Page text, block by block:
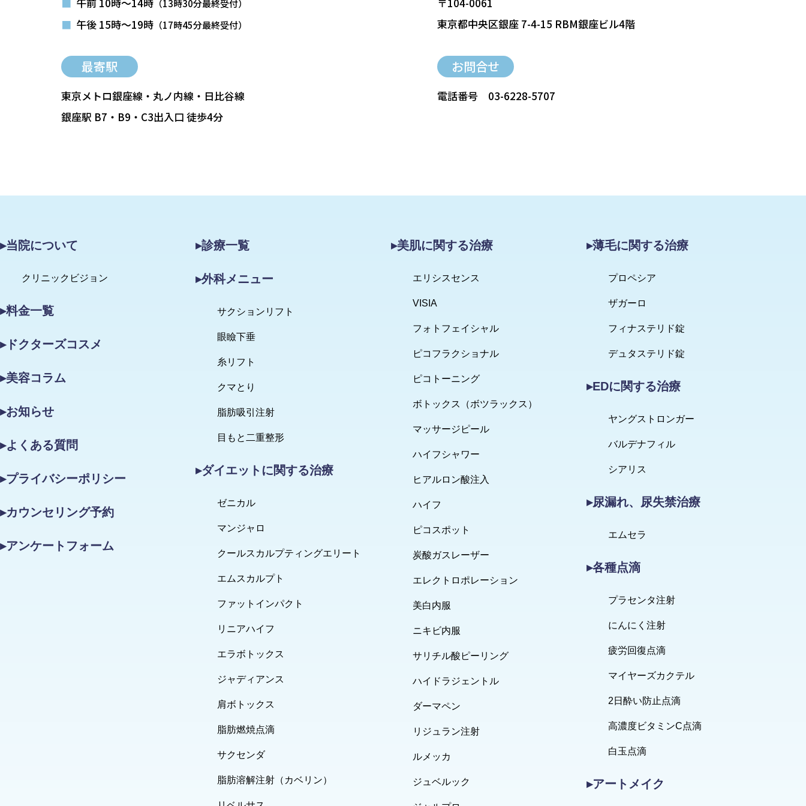
（13時30分最終受付）
■ 午後 15時～19時 （17時45分最終受付）
東京都中央区銀座 7-4-15 RBM銀座ビル4階
最寄駅
東京メトロ銀座線・丸ノ内線・日比谷線
銀座駅 B7・B9・C3出入口 徒歩4分
お問合せ
電話番号 03-6228-5707
▸当院について
クリニックビジョン
▸料金一覧
▸ドクターズコスメ
▸美容コラム
▸お知らせ
▸よくある質問
▸プライバシーポリシー
▸カウンセリング予約
▸アンケートフォーム
▸診療一覧
▸外科メニュー
サクションリフト
眼瞼下垂
糸リフト
クマとり
脂肪吸引注射
目もと二重整形
▸ダイエットに関する治療
ゼニカル
マンジャロ
クールスカルプティングエリート
エムスカルプト
ファットインパクト
リニアハイフ
エラボトックス
ジャディアンス
肩ボトックス
脂肪燃焼点滴
サクセンダ
脂肪溶解注射（カベリン）
▸美肌に関する治療
エリシスセンス
VISIA
フォトフェイシャル
ピコフラクショナル
ピコトーニング
ボトックス（ボツラックス）
マッサージピール
ハイフシャワー
ヒアルロン酸注入
ハイフ
ピコスポット
炭酸ガスレーザー
エレクトロポレーション
美白内服
ニキビ内服
サリチル酸ピーリング
ハイドラジェントル
ダーマペン
リジュラン注射
ルメッカ
ジュベルック
▸薄毛に関する治療
プロペシア
ザガーロ
フィナステリド錠
デュタステリド錠
▸EDに関する治療
ヤングストロンガー
バルデナフィル
シアリス
▸尿漏れ、尿失禁治療
エムセラ
▸各種点滴
プラセンタ注射
にんにく注射
疲労回復点滴
マイヤーズカクテル
2日酔い防止点滴
高濃度ビタミンC点滴
白玉点滴
▸アートメイク